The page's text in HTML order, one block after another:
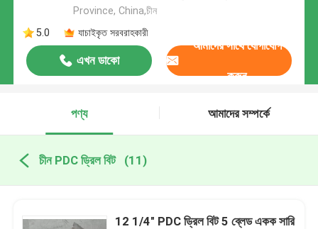
Province, China,চীন
5.0
যাচাইকৃত সরবরাহকারী
এখন ডাকো
আমাদের সাথে যোগাযোগ
করুন
পণ্য আমাদের সম্পর্কে
চীন PDC ড্রিল বিট (11)
12 1/4" PDC ড্রিল বিট 5 ব্লেড একক সারি